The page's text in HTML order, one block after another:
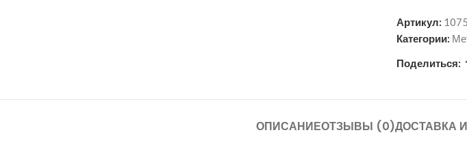
Артикул:
Категории:
Поделиться:
ОПИСАНИЕОТЗЫВЫ (0)ДОСТАВКА